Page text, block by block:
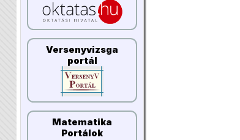
Versenyvizsga
portál
Matematika
Portálok